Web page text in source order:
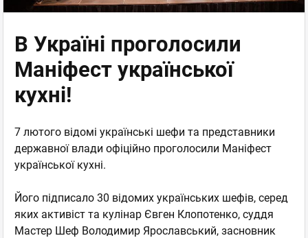
В Україні проголосили
Маніфест української
кухні!
7 лютого відомі українські шефи та представники
державної влади офіційно проголосили Маніфест
української кухні.
Його підписало 30 відомих українських шефів, серед
яких активіст та кулінар Євген Клопотенко, суддя
Мастер Шеф Володимир Ярославський, засновник